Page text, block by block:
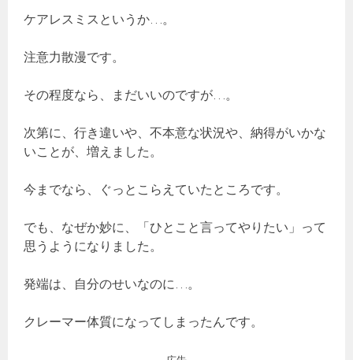
ケアレスミスというか…。
注意力散漫です。
その程度なら、まだいいのですが…。
次第に、行き違いや、不本意な状況や、納得がいかな
いことが、増えました。
今までなら、ぐっとこらえていたところです。
でも、なぜか妙に、「ひとこと言ってやりたい」って
思うようになりました。
発端は、自分のせいなのに…。
クレーマー体質になってしまったんです。